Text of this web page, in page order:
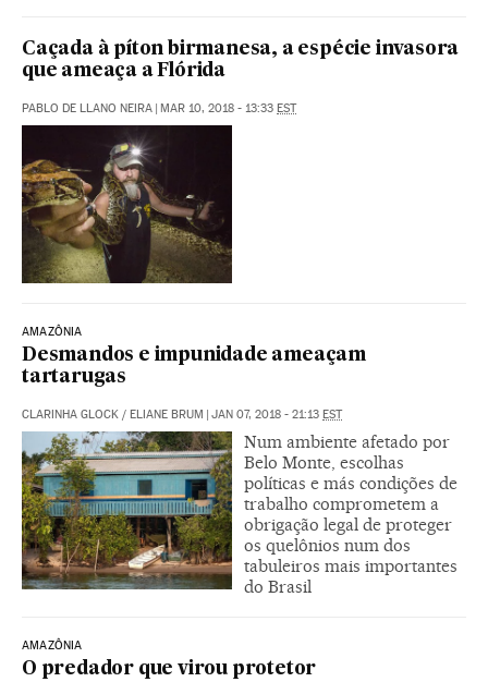
Caçada à píton birmanesa, a espécie invasora
que ameaça a Flórida
PABLO DE LLANO NEIRA | MAR 10, 2018 - 13:33 EST
AMAZÔNIA
Desmandos e impunidade ameaçam
tartarugas
CLARINHA GLOCK / ELIANE BRUM | JAN 07, 2018 - 21:13 EST
Num ambiente afetado por
Belo Monte, escolhas
políticas e más condições de
trabalho comprometem a
obrigação legal de proteger
os quelônios num dos
tabuleiros mais importantes
do Brasil
AMAZÔNIA
O predador que virou protetor